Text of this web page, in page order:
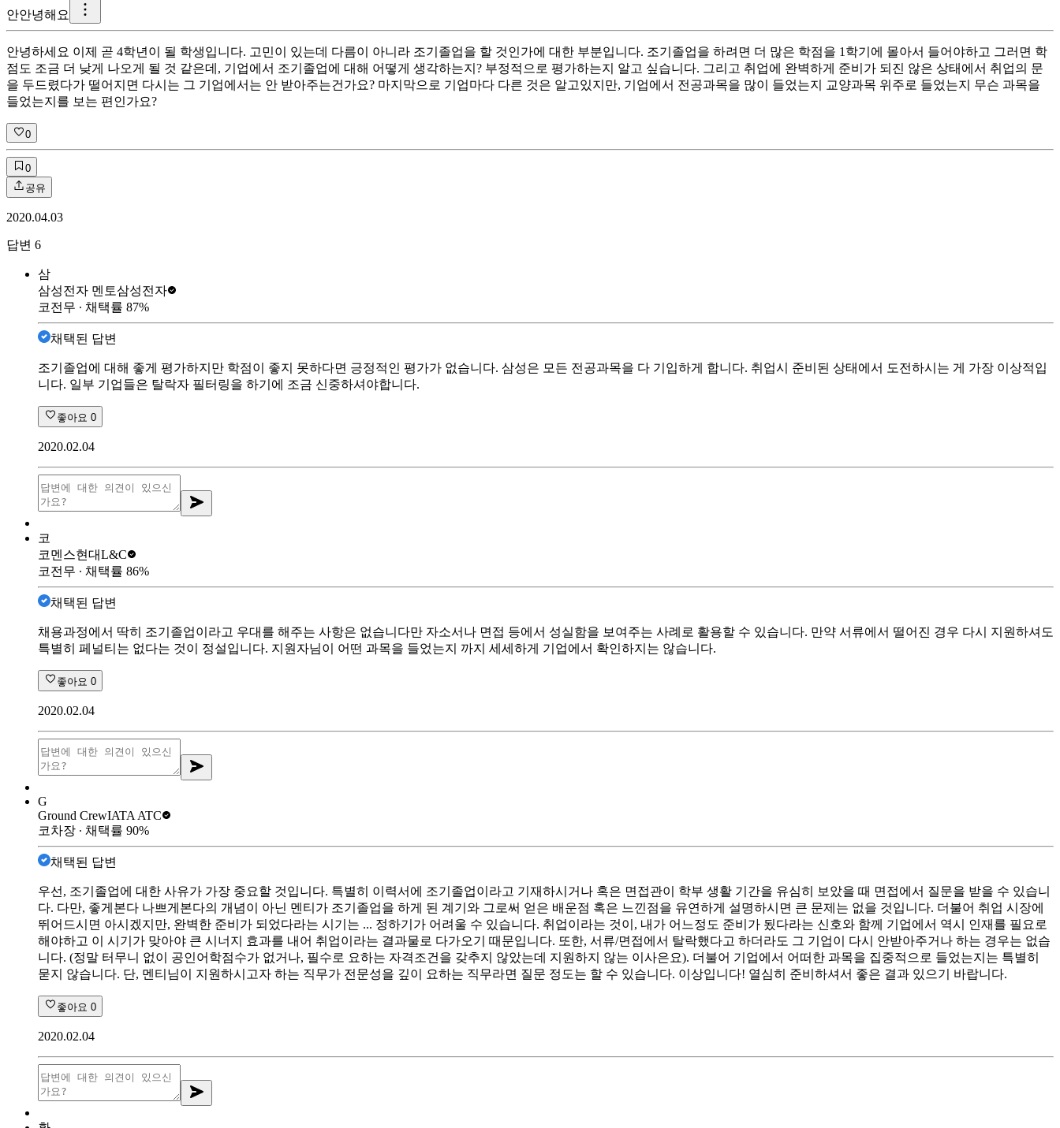
안안녕해요
안녕하세요 이제 곧 4학년이 될 학생입니다. 고민이 있는데 다름이 아니라 조기졸업을 할 것인가에 대한 부분입니다. 조기졸업을 하려면 더 많은 학점을 1학기에 몰아서 들어야하고 그러면 학
점도 조금 더 낮게 나오게 될 것 같은데, 기업에서 조기졸업에 대해 어떻게 생각하는지? 부정적으로 평가하는지 알고 싶습니다. 그리고 취업에 완벽하게 준비가 되진 않은 상태에서 취업의 문
을 두드렸다가 떨어지면 다시는 그 기업에서는 안 받아주는건가요? 마지막으로 기업마다 다른 것은 알고있지만, 기업에서 전공과목을 많이 들었는지 교양과목 위주로 들었는지 무슨 과목을
들었는지를 보는 편인가요?
0
0
공유
2020.04.03
답변 6
삼
삼성전자 멘토삼성전자
코전무 ∙ 채택률 87%
채택된 답변
조기졸업에 대해 좋게 평가하지만 학점이 좋지 못하다면 긍정적인 평가가 없습니다. 삼성은 모든 전공과목을 다 기입하게 합니다. 취업시 준비된 상태에서 도전하시는 게 가장 이상적입
니다. 일부 기업들은 탈락자 필터링을 하기에 조금 신중하셔야합니다.
좋아요 0
2020.02.04
코
코멘스현대L&C
코전무 ∙ 채택률 86%
채택된 답변
채용과정에서 딱히 조기졸업이라고 우대를 해주는 사항은 없습니다만 자소서나 면접 등에서 성실함을 보여주는 사례로 활용할 수 있습니다. 만약 서류에서 떨어진 경우 다시 지원하셔도
특별히 페널티는 없다는 것이 정설입니다. 지원자님이 어떤 과목을 들었는지 까지 세세하게 기업에서 확인하지는 않습니다.
좋아요 0
2020.02.04
G
Ground CrewIATA ATC
코차장 ∙ 채택률 90%
채택된 답변
우선, 조기졸업에 대한 사유가 가장 중요할 것입니다. 특별히 이력서에 조기졸업이라고 기재하시거나 혹은 면접관이 학부 생활 기간을 유심히 보았을 때 면접에서 질문을 받을 수 있습니
다. 다만, 좋게본다 나쁘게본다의 개념이 아닌 멘티가 조기졸업을 하게 된 계기와 그로써 얻은 배운점 혹은 느낀점을 유연하게 설명하시면 큰 문제는 없을 것입니다. 더불어 취업 시장에
뛰어드시면 아시겠지만, 완벽한 준비가 되었다라는 시기는 ... 정하기가 어려울 수 있습니다. 취업이라는 것이, 내가 어느정도 준비가 됬다라는 신호와 함께 기업에서 역시 인재를 필요로
해야하고 이 시기가 맞아야 큰 시너지 효과를 내어 취업이라는 결과물로 다가오기 때문입니다. 또한, 서류/면접에서 탈락했다고 하더라도 그 기업이 다시 안받아주거나 하는 경우는 없습
니다. (정말 터무니 없이 공인어학점수가 없거나, 필수로 요하는 자격조건을 갖추지 않았는데 지원하지 않는 이사은요). 더불어 기업에서 어떠한 과목을 집중적으로 들었는지는 특별히
묻지 않습니다. 단, 멘티님이 지원하시고자 하는 직무가 전문성을 깊이 요하는 직무라면 질문 정도는 할 수 있습니다. 이상입니다! 열심히 준비하셔서 좋은 결과 있으기 바랍니다.
좋아요 0
2020.02.04